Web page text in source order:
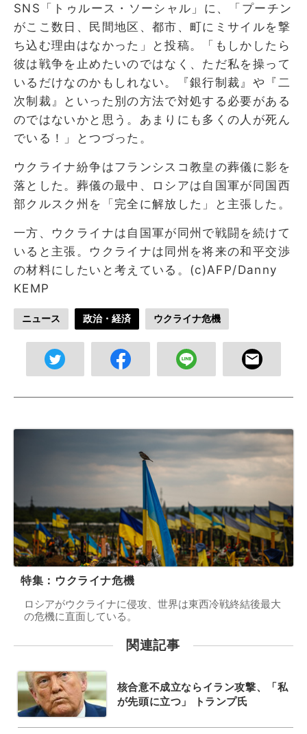
SNS「トゥルース・ソーシャル」に、「プーチン
がここ数日、民間地区、都市、町にミサイルを撃
ち込む理由はなかった」と投稿。「もしかしたら
彼は戦争を止めたいのではなく、ただ私を操って
いるだけなのかもしれない。『銀行制裁』や『二
次制裁』といった別の方法で対処する必要がある
のではないかと思う。あまりにも多くの人が死ん
でいる！」とつづった。
ウクライナ紛争はフランシスコ教皇の葬儀に影を
落とした。葬儀の最中、ロシアは自国軍が同国西
部クルスク州を「完全に解放した」と主張した。
一方、ウクライナは自国軍が同州で戦闘を続けて
いると主張。ウクライナは同州を将来の和平交渉
の材料にしたいと考えている。(c)AFP/Danny
KEMP
ニュース 政治・経済 ウクライナ危機
特集：ウクライナ危機
ロシアがウクライナに侵攻、世界は東西冷戦終結後最大
の危機に直面している。
関連記事
核合意不成立ならイラン攻撃、「私
が先頭に立つ」 トランプ氏